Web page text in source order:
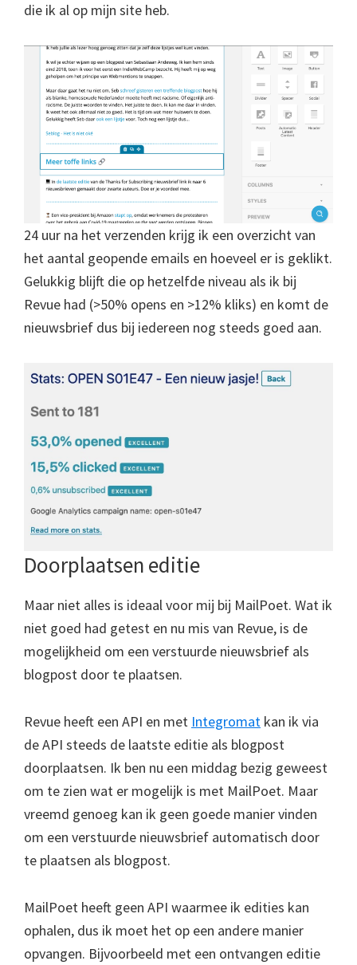
die ik al op mijn site heb.
24 uur na het verzenden krijg ik een overzicht van
het aantal geopende emails en hoeveel er is geklikt.
Gelukkig blijft die op hetzelfde niveau als ik bij
Revue had (>50% opens en >12% kliks) en komt de
nieuwsbrief dus bij iedereen nog steeds goed aan.
Doorplaatsen editie
Maar niet alles is ideaal voor mij bij MailPoet. Wat ik
niet goed had getest en nu mis van Revue, is de
mogelijkheid om een verstuurde nieuwsbrief als
blogpost door te plaatsen.
Revue heeft een API en met Integromat kan ik via
de API steeds de laatste editie als blogpost
doorplaatsen. Ik ben nu een middag bezig geweest
om te zien wat er mogelijk is met MailPoet. Maar
vreemd genoeg kan ik geen goede manier vinden
om een verstuurde nieuwsbrief automatisch door
te plaatsen als blogpost.
MailPoet heeft geen API waarmee ik edities kan
ophalen, dus ik moet het op een andere manier
opvangen. Bijvoorbeeld met een ontvangen editie